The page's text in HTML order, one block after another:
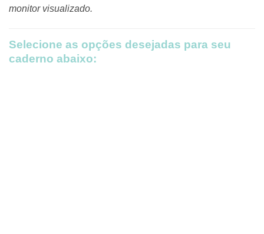
monitor visualizado.
Selecione as opções desejadas para seu
caderno abaixo: